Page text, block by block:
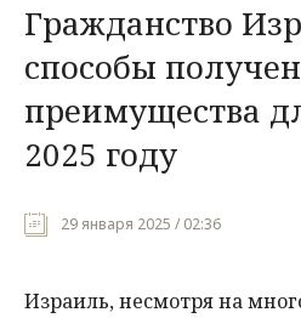
Наука
Культура
Общество
Политика
Мнения
Гражданство
способы
преимущества
2025 году
29 января 2025 / 02:36
Израиль, несмотря на